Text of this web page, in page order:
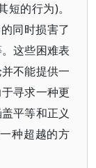
的行为)。
同时损害了
这些困难表
不能提供一
寻求一种更
平等和正义
种超越的方